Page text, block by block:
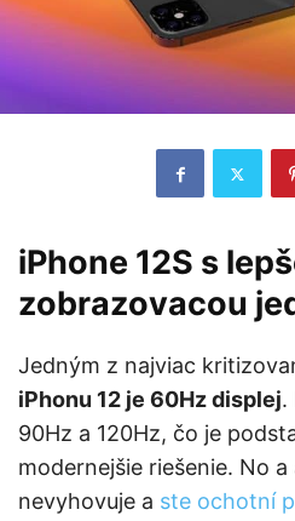
iPhone 12S s
zobrazovacou
Jedným z najviac
iPhonu 12 je 60Hz displej.
90Hz a 120Hz, čo je
modernejšie riešenie. No
nevyhovuje a ste ochotní